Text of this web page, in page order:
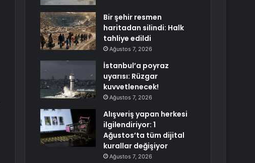
Bir şehir resmen
haritadan silindi: Halk
tahliye edildi
Ağustos 7, 2026
İstanbul’a poyraz
uyarısı: Rüzgar
kuvvetlenecek!
Ağustos 7, 2026
Alışveriş yapan herkesi
ilgilendiriyor: 1
Ağustos’ta tüm dijital
kurallar değişiyor
Ağustos 7, 2026